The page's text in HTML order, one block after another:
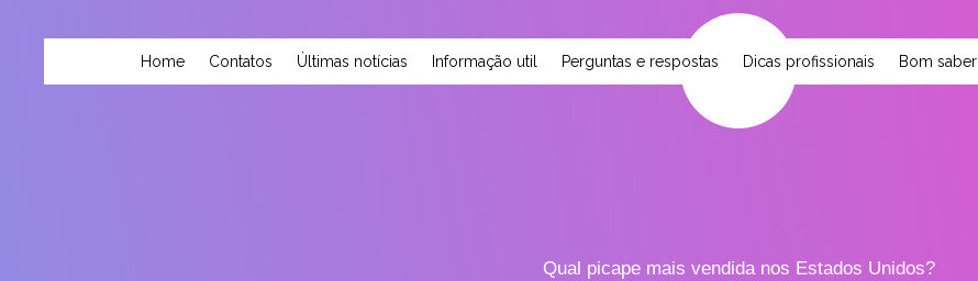
Home Contatos Últimas notícias Informação util Perguntas e respostas Dicas profissionais Bom saber
Qual picape mais vendida nos Estados Unidos?